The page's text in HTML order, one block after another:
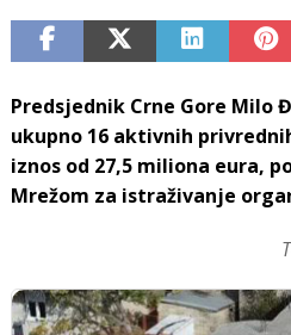
Predsjednik Crne Gore Milo
ukupno 16 aktivnih
iznos od 27,5 miliona eura,
Mrežom za istraživanje